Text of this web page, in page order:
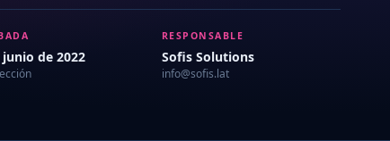
junio de 2022
RESPONSABLE
Sofis Solutions
info@sofis.lat